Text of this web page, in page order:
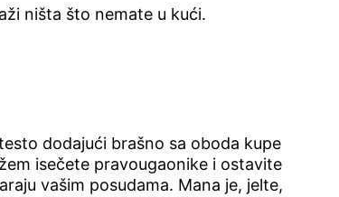
ništa što nemate u kući.
dodajući brašno sa oboda kupe
isečete pravougaonike i ostavite
vašim posudama. Mana je, jelte,